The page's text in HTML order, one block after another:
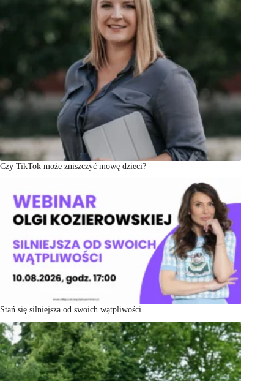
Czy TikTok może zniszczyć mowę dzieci?
Stań się silniejsza od swoich wątpliwości